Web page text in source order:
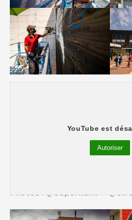
YouTube est
Autoriser
Résidence des Sabinettes –
Photos : @superkant –